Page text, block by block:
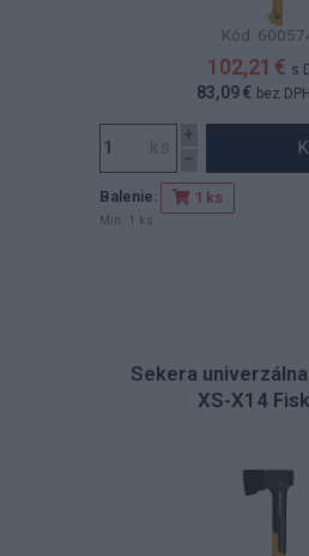
Kód:
102,21 € s
83,09 € bez DPH
Balenie: 1 ks
Min. 1 ks
Sekera
XS-X14